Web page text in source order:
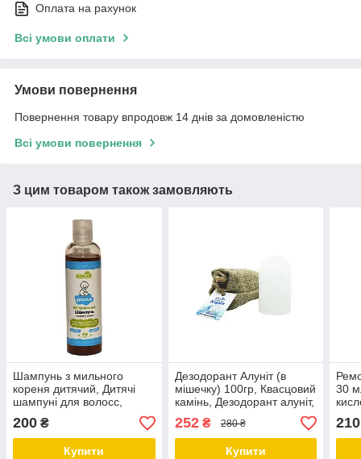
Оплата на рахунок
Всі умови оплати
Умови повернення
Повернення товару впродовж 14 днів за домовленістю
Всі умови повернення
З цим товаром також замовляють
Шампунь з мильного
кореня дитячий, Дитячі
шампуні для волосс,
Дитячий шампунь без сліз
250 мл, Безпечний
дитячий шампунь, ТМ
200 ₴
Купити
Дезодорант Алуніт (в
мішечку) 100гр, Квасцовий
камінь, Дезодорант алуніт,
Камінь алуніт ТМ Cocos
252₴ 280 ₴
Купити
30
210